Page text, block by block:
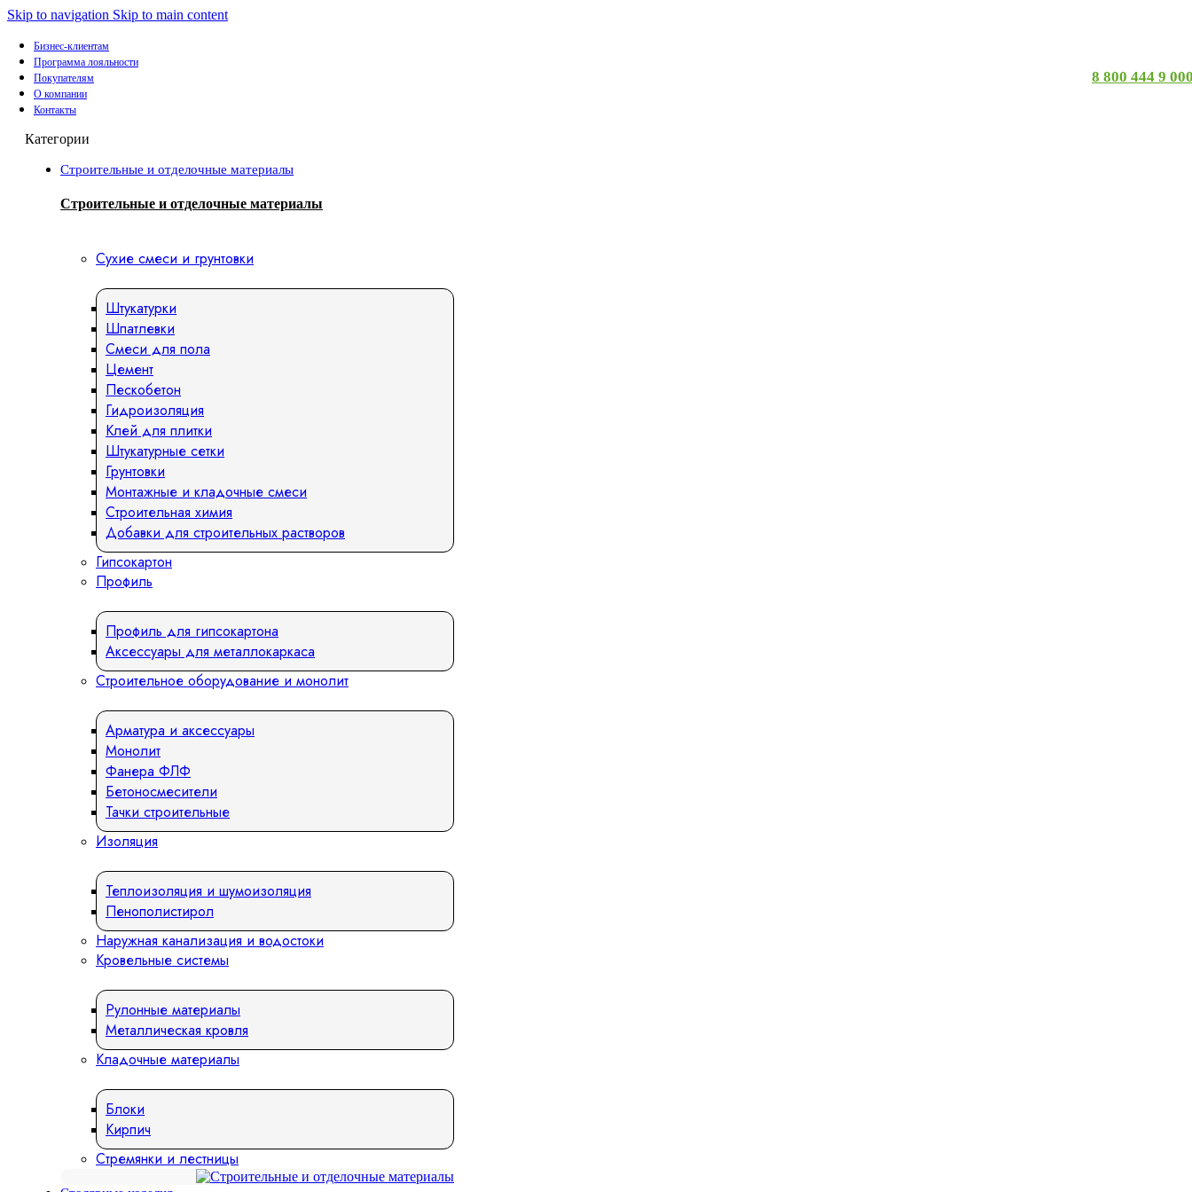
Skip to navigation Skip to main content
Бизнес-клиентам
Программа лояльности
Покупателям
О компании
Контакты
8 800 444 9
Категории
Строительные и отделочные материалы
Строительные и отделочные материалы
Сухие смеси и грунтовки
Штукатурки
Шпатлевки
Смеси для пола
Цемент
Пескобетон
Гидроизоляция
Клей для плитки
Штукатурные сетки
Грунтовки
Монтажные и кладочные смеси
Строительная химия
Добавки для строительных растворов
Гипсокартон
Профиль
Профиль для гипсокартона
Аксессуары для металлокаркаса
Строительное оборудование и монолит
Арматура и аксессуары
Монолит
Фанера ФЛФ
Бетоносмесители
Тачки строительные
Изоляция
Теплоизоляция и шумоизоляция
Пенополистирол
Наружная канализация и водостоки
Кровельные системы
Рулонные материалы
Металлическая кровля
Кладочные материалы
Блоки
Кирпич
Стремянки и лестницы